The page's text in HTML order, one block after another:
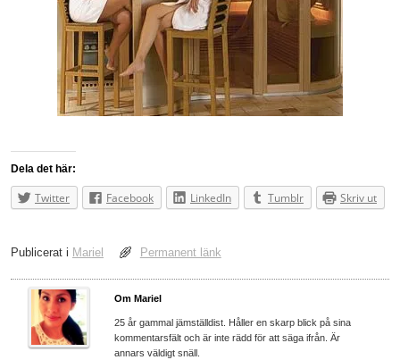
Dela det här:
Twitter Facebook LinkedIn Tumblr Skriv ut
Publicerat i Mariel Permanent länk
Om Mariel
25 år gammal jämställdist. Håller en skarp blick på sina
kommentarsfält och är inte rädd för att säga ifrån. Är
annars väldigt snäll.